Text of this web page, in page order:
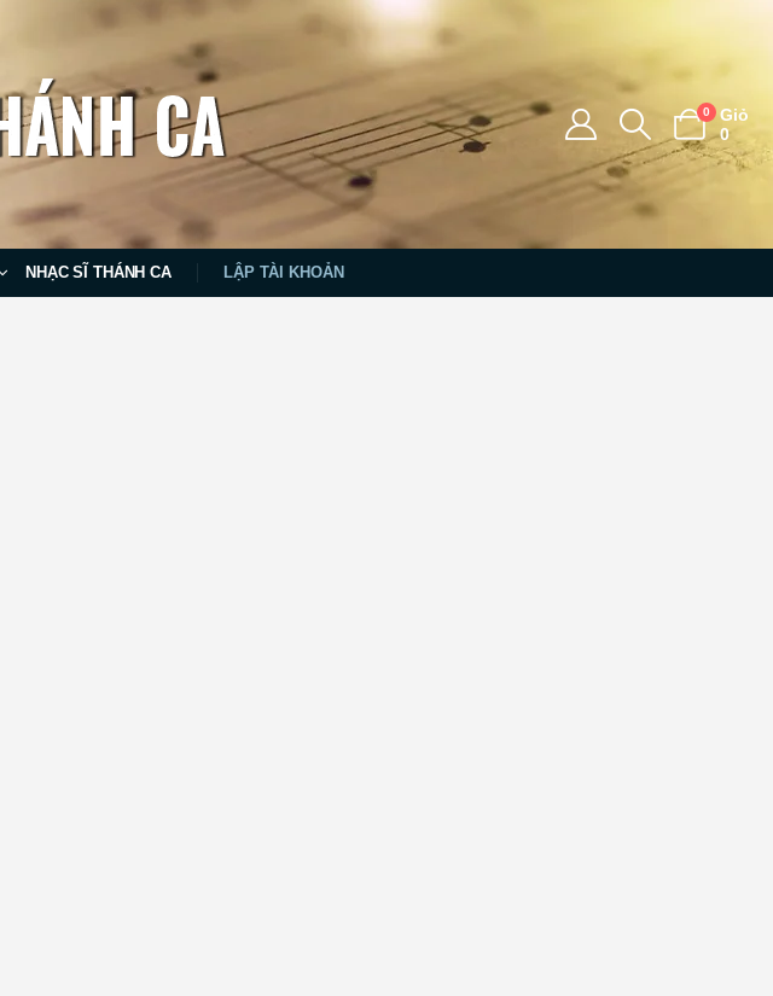
0
Giỏ
0
NHẠC SĨ THÁNH CA LẬP TÀI KHOẢN